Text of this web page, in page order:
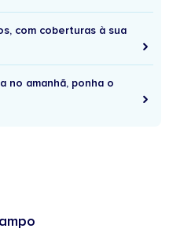
com coberturas à sua
no amanhã, ponha o